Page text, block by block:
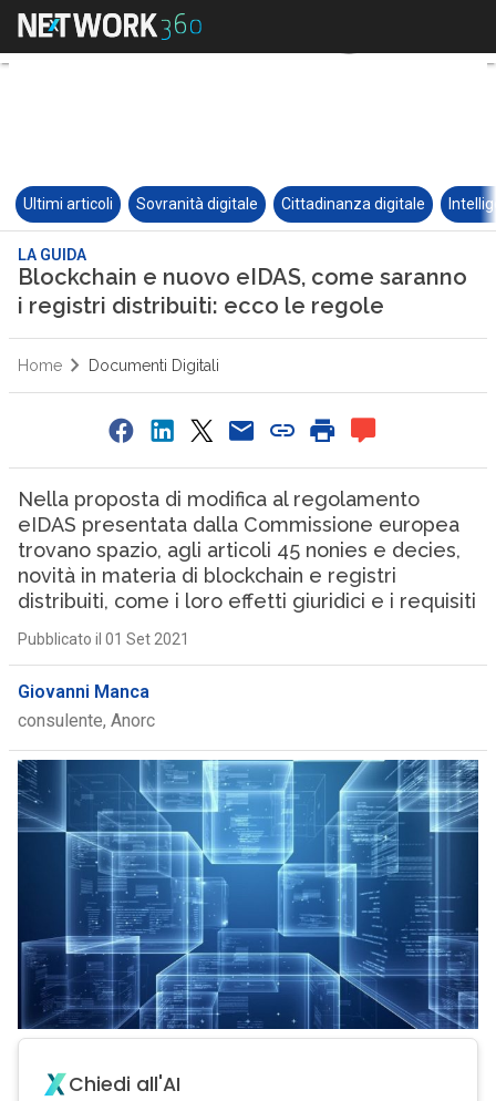
Ultimi articoli Sovranità digitale Cittadinanza digitale
LA GUIDA
Blockchain e nuovo eIDAS, come saranno
i registri distribuiti: ecco le regole
Home Documenti Digitali
Nella proposta di modifica al regolamento
eIDAS presentata dalla Commissione europea
trovano spazio, agli articoli 45 nonies e decies,
novità in materia di blockchain e registri
distribuiti, come i loro effetti giuridici e i requisiti
Pubblicato il 01 Set 2021
Giovanni Manca
consulente, Anorc
Chiedi all'AI